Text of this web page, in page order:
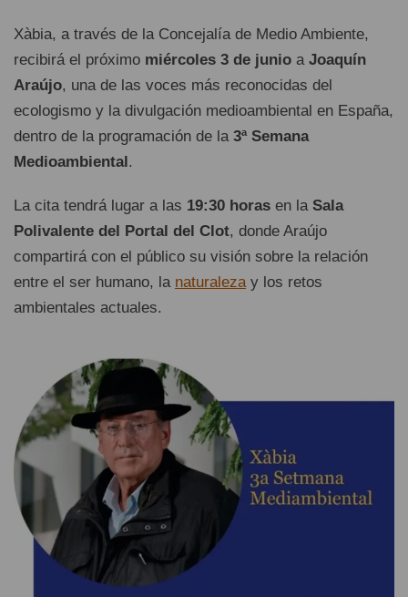
Xàbia, a través de la Concejalía de Medio Ambiente,
recibirá el próximo miércoles 3 de junio a Joaquín
Araújo, una de las voces más reconocidas del
ecologismo y la divulgación medioambiental en España,
dentro de la programación de la 3ª Semana
Medioambiental.
La cita tendrá lugar a las 19:30 horas en la Sala
Polivalente del Portal del Clot, donde Araújo
compartirá con el público su visión sobre la relación
entre el ser humano, la naturalezay los retos
ambientales actuales.